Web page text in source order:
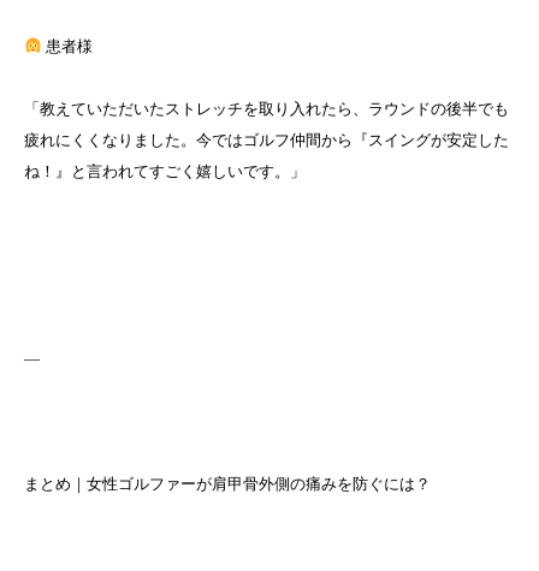
患者様
「教えていただいたストレッチを取り入れたら、ラウンドの後半でも
疲れにくくなりました。今ではゴルフ仲間から『スイングが安定した
ね！』と言われてすごく嬉しいです。」
—
まとめ｜女性ゴルファーが肩甲骨外側の痛みを防ぐには？